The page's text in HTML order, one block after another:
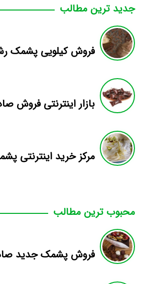
جدید ترین مطالب
مرکز خرید اینترنتی
محبوب ترین مطالب
فروش پشمک جدید